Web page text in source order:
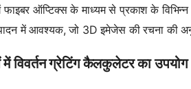
ऑप्टिक्स के माध्यम से प्रकाश के विभिन्न
में आवश्यक, जो 3D इमेजेस की रचना की
विवर्तन ग्रेटिंग कैलकुलेटर का उपयोग